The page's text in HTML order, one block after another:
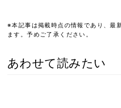
※本記事は掲載時点の情報であり、最
ます。予めご了承ください。
あわせて読みたい